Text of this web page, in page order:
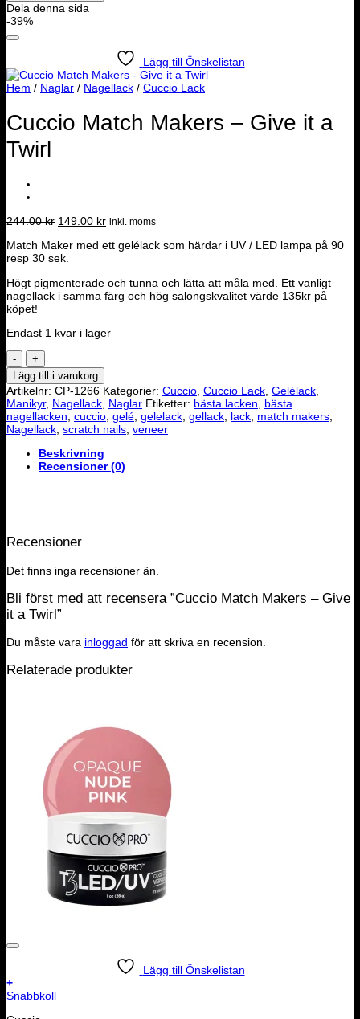
Dela denna sida
-39%
Lägg till Önskelistan
Hem / Naglar / Nagellack / Cuccio Lack
Cuccio Match Makers – Give it a
Twirl
244.00kr Det
priset
var:
149.00 krDet
priset
inkl. moms
Match Maker med ett gelélack som härdar i UV / LED lampa på 90
resp 30 sek.
Högt pigmenterade och tunna och lätta att måla med. Ett vanligt
nagellack i samma färg och hög salongskvalitet värde 135kr på
köpet!
Endast 1 kvar i lager
Cuccio
Match
Makers
-
Give
it
a
mängd
Lägg till i varukorg
Artikelnr: CP-1266 Kategorier: Cuccio Cuccio Lack Gelélack
Manikyr, Nagellack Naglar Etiketter: bästa lacken
bästa
nagellacken cuccio gelé gelelack gellack lack match makers
Nagellack scratch nails veneer
Beskrivning
Recensioner (0)
Recensioner
Det finns inga recensioner än.
Bli först med att recensera ”Cuccio Match Makers – Give
it a Twirl”
Du måste vara inloggad för att skriva en recension.
Relaterade produkter
Lägg till Önskelistan
+
Snabbkoll